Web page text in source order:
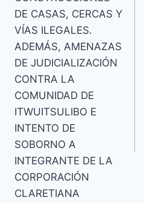
DE CASAS, CERCAS Y
VÍAS ILEGALES.
ADEMÁS, AMENAZAS
DE JUDICIALIZACIÓN
CONTRA LA
COMUNIDAD DE
ITWUITSULIBO E
INTENTO DE
SOBORNO A
INTEGRANTE DE LA
CORPORACIÓN
CLARETIANA